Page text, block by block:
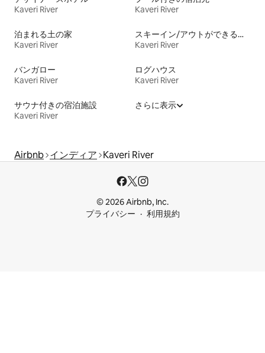
Kaveri River
Kaveri River
泊まれる土の家
Kaveri River
スキーイン/アウトができる宿泊先
Kaveri River
バンガロー
Kaveri River
ログハウス
Kaveri River
サウナ付きの宿泊施設
Kaveri River
さらに表示
Airbnb インディア Kaveri River
© 2026 Airbnb, Inc.
プライバシー
利用規約